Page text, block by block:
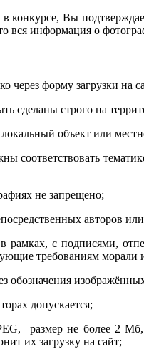
конкурсе, Вы
вся информация о
через форму загрузки на
сделаны строго на
объект или
соответствовать
не запрещено;
авторов
с подписями,
требованиям морали
допускается;
размер не более 2
их загрузку на сайт;